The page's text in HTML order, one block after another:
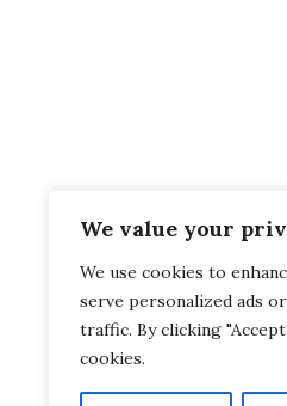
We value your
We use cookies to
serve personalized ads
traffic. By clicking
cookies.